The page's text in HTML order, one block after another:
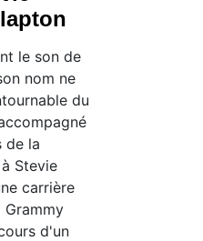
le son de
nom ne
du
de la
Stevie
carrière
Grammy
d'un